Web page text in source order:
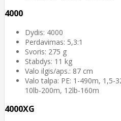
4000
Dydis: 4000
Perdavimas: 5,3:1
Svoris: 275 g
Stabdys: 11 kg
Valo ilgis/aps.: 87 cm
Valo talpa: PE: 1-490m, 1,5-
10lb-200m, 12lb-160m
4000XG